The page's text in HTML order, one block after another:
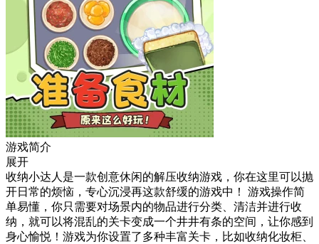
游戏简介
展开
收纳小达人是一款创意休闲的解压收纳游戏，你在这里可以抛
开日常的烦恼，专心沉浸再这款舒缓的游戏中！ 游戏操作简
单易懂，你只需要对场景内的物品进行分类、清洁并进行收
纳，就可以将混乱的关卡变成一个井井有条的空间，让你感到
身心愉悦！游戏为你设置了多种丰富关卡，比如收纳化妆柜、